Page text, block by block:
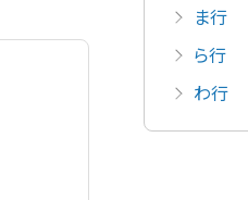
ま行
ら行
わ行